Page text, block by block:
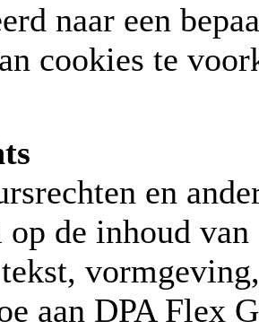
naar een
cookies te
en
op de inhoud
aan DPA Flex